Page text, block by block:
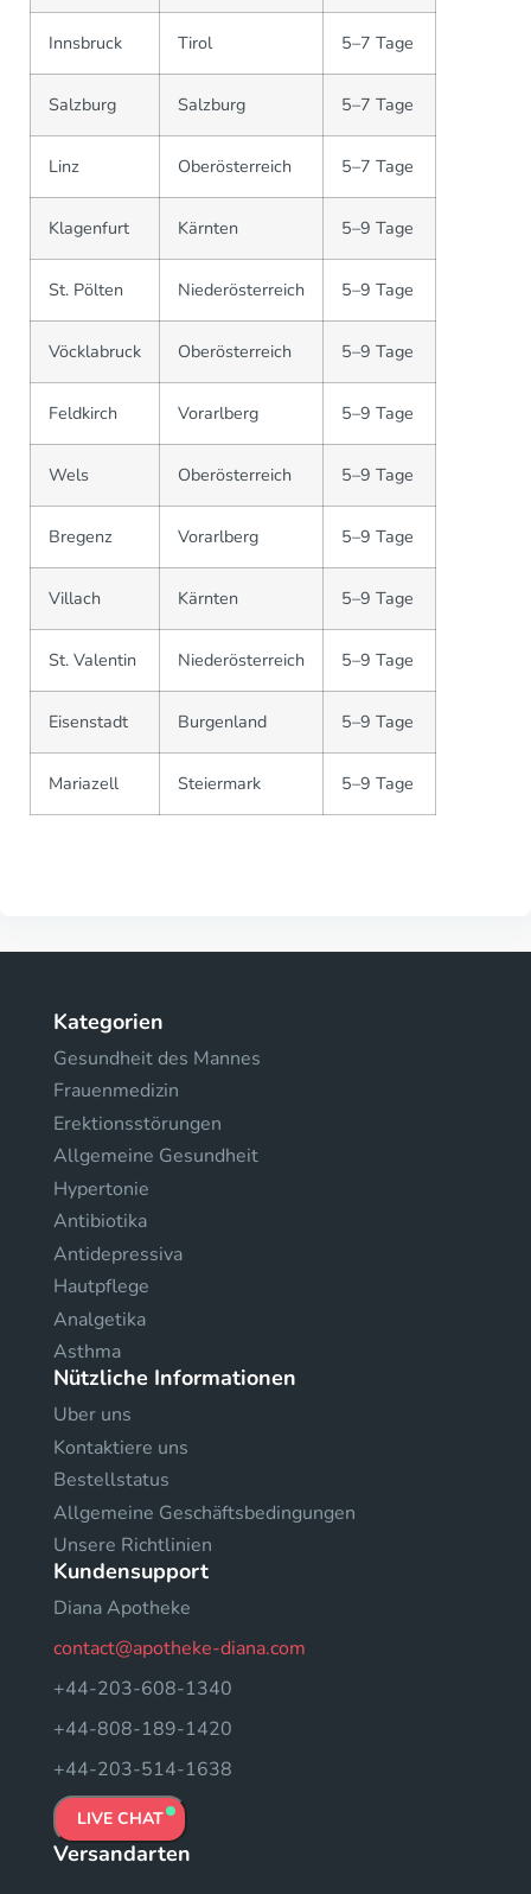
Innsbruck Tirol 5–7 Tage
Salzburg Salzburg 5–7 Tage
Linz Oberösterreich 5–7 Tage
Klagenfurt Kärnten 5–9 Tage
St. Pölten Niederösterreich 5–9 Tage
Vöcklabruck Oberösterreich 5–9 Tage
Feldkirch Vorarlberg 5–9 Tage
Wels Oberösterreich 5–9 Tage
Bregenz Vorarlberg 5–9 Tage
Villach Kärnten 5–9 Tage
St. Valentin Niederösterreich 5–9 Tage
Eisenstadt Burgenland 5–9 Tage
Mariazell Steiermark 5–9 Tage
Kategorien
Gesundheit des Mannes
Frauenmedizin
Erektionsstörungen
Allgemeine Gesundheit
Hypertonie
Antibiotika
Antidepressiva
Hautpflege
Analgetika
Asthma
Nützliche Informationen
Uber uns
Kontaktiere uns
Bestellstatus
Allgemeine Geschäftsbedingungen
Unsere Richtlinien
Kundensupport
Diana Apotheke
contact@apotheke-diana.com
+44-203-608-1340
+44-808-189-1420
+44-203-514-1638
LIVE CHAT
Versandarten